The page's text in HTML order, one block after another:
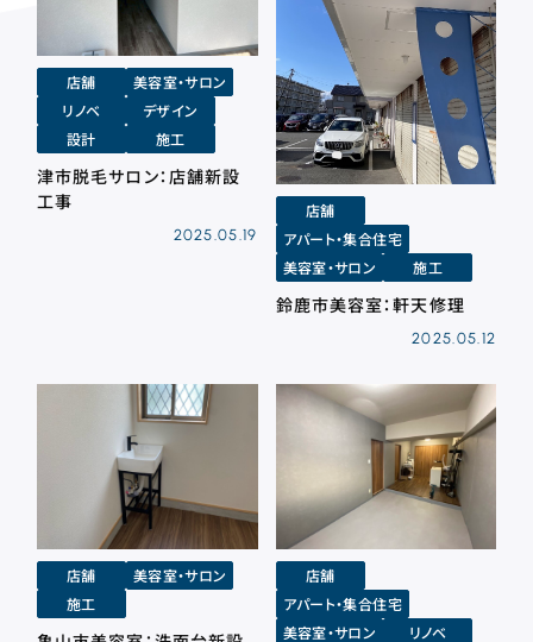
店舗
美容室・サロン
リノベ
デザイン
設計
施工
津市脱毛サロン：店舗新設
工事
2025.05.19
店舗
アパート・集合住宅
美容室・サロン
施工
鈴鹿市美容室：軒天修理
2025.05.12
店舗
美容室・サロン
施工
店舗
アパート・集合住宅
美容室・サロン
リノベ